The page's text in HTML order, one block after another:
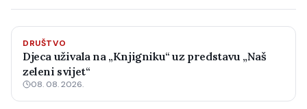
DRUŠTVO
Djeca uživala na „Knjigniku“ uz predstavu „Naš
zeleni svijet“
08. 08. 2026.